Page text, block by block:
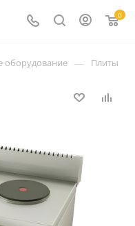
0
оборудование — Плиты